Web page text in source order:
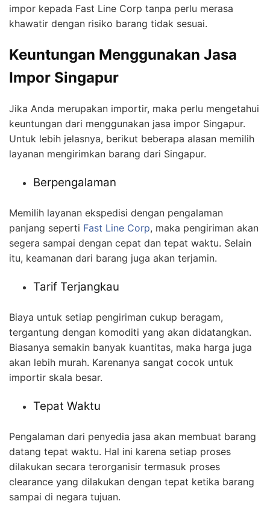
impor kepada Fast Line Corp tanpa perlu merasa
khawatir dengan risiko barang tidak sesuai.
Keuntungan Menggunakan Jasa
Impor Singapur
Jika Anda merupakan importir, maka perlu mengetahui
keuntungan dari menggunakan jasa impor Singapur.
Untuk lebih jelasnya, berikut beberapa alasan memilih
layanan mengirimkan barang dari Singapur.
Berpengalaman
Memilih layanan ekspedisi dengan pengalaman
panjang seperti Fast Line Corp, maka pengiriman akan
segera sampai dengan cepat dan tepat waktu. Selain
itu, keamanan dari barang juga akan terjamin.
Tarif Terjangkau
Biaya untuk setiap pengiriman cukup beragam,
tergantung dengan komoditi yang akan didatangkan.
Biasanya semakin banyak kuantitas, maka harga juga
akan lebih murah. Karenanya sangat cocok untuk
importir skala besar.
Tepat Waktu
Pengalaman dari penyedia jasa akan membuat barang
datang tepat waktu. Hal ini karena setiap proses
dilakukan secara terorganisir termasuk proses
clearance yang dilakukan dengan tepat ketika barang
sampai di negara tujuan.